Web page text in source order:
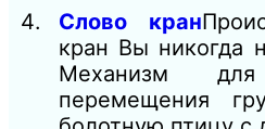
Слово кран
кран Вы никогда
Механизм
перемещения